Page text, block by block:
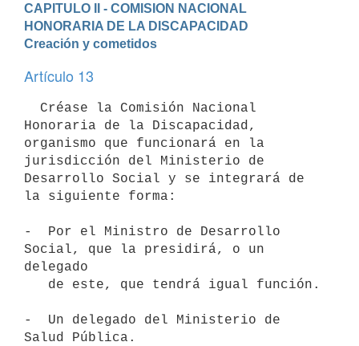
CAPITULO II - COMISION NACIONAL
HONORARIA DE LA DISCAPACIDAD
Creación y cometidos
Artículo 13
Honoraria de la Discapacidad,
organismo que funcionará en la
jurisdicción del Ministerio de
Desarrollo Social y se integrará de
la siguiente forma:
-  Por el Ministro de Desarrollo
Social, que la presidirá, o un
delegado
-  Un delegado del Ministerio de
Salud Pública.